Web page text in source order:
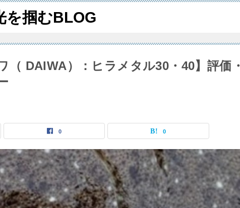
を掴むBLOG
（ DAIWA）：ヒラメタル30・40】評価・
0 0